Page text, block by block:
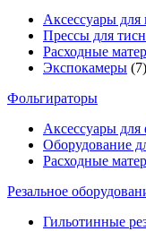
Аксессуары для
Прессы для
Расходные
Экспокамеры (7)
Фольгираторы
Аксессуары для
Оборудование
Расходные
Резальное
Гильотинные